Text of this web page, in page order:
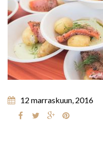
12 marraskuun, 2016